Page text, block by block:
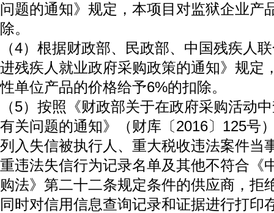
问题的通知》规定，本项目对监狱企业产
除。
（4）根据财政部、民政部、中国残疾人
进残疾人就业政府采购政策的通知》规定
性单位产品的价格给予6%的扣除。
（5）按照《财政部关于在政府采购活动
有关问题的通知》（财库〔2016〕125号
列入失信被执行人、重大税收违法案件当
重违法失信行为记录名单及其他不符合《
购法》第二十二条规定条件的供应商，拒
同时对信用信息查询记录和证据进行打印